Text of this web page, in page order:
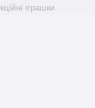
іграшки